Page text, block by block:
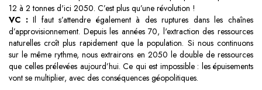
12 à 2 tonnes d'ici 2050. C’est plus qu’une révolution !
VC :Il faut s’attendre également à des ruptures dans les chaînes
d’approvisionnement. Depuis les années 70, l'extraction des ressources
naturelles croît plus rapidement que la population. Si nous continuons
sur le même rythme, nous extrairons en 2050 le double de ressources
que celles prélevées aujourd’hui. Ce qui est impossible : les épuisements
vont se multiplier, avec des conséquences géopolitiques.